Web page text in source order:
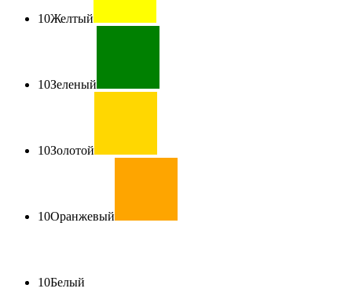
10Желтый
10Зеленый
10Золотой
10Оранжевый
10Белый